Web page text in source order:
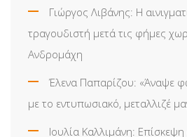
Γιώργος Λιβάνης: Η
τραγουδιστή μετά τις φήμες
Ανδρομάχη
Έλενα Παπαρίζου: «Άναψε
με το εντυπωσιακό, μεταλλιζέ
Ιουλία Καλλιμάνη: